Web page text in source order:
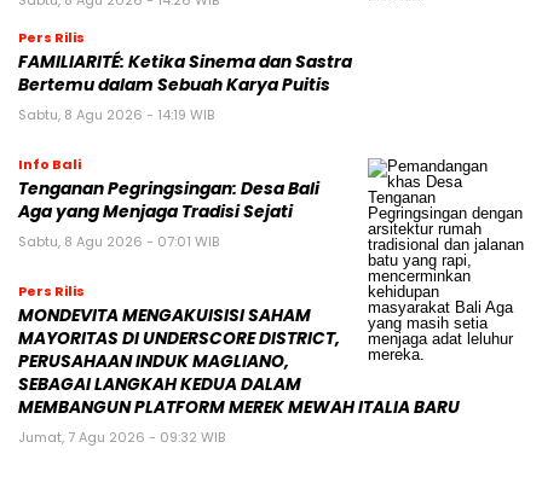
Pers Rilis
FAMILIARITÉ: Ketika Sinema dan Sastra
Bertemu dalam Sebuah Karya Puitis
Sabtu, 8 Agu 2026 - 14:19 WIB
Info Bali
Tenganan Pegringsingan: Desa Bali
Aga yang Menjaga Tradisi Sejati
Sabtu, 8 Agu 2026 - 07:01 WIB
Pers Rilis
MONDEVITA MENGAKUISISI SAHAM
MAYORITAS DI UNDERSCORE DISTRICT,
PERUSAHAAN INDUK MAGLIANO,
SEBAGAI LANGKAH KEDUA DALAM
MEMBANGUN PLATFORM MEREK MEWAH ITALIA BARU
Jumat, 7 Agu 2026 - 09:32 WIB